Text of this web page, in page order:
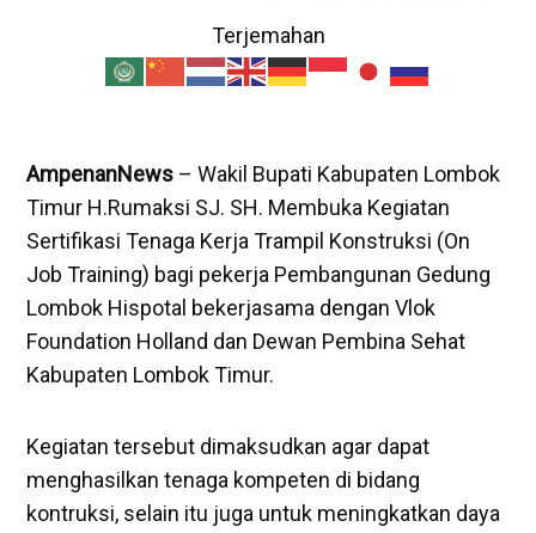
Terjemahan
AmpenanNews – Wakil Bupati Kabupaten Lombok
Timur H.Rumaksi SJ. SH. Membuka Kegiatan
Sertifikasi Tenaga Kerja Trampil Konstruksi (On
Job Training) bagi pekerja Pembangunan Gedung
Lombok Hispotal bekerjasama dengan Vlok
Foundation Holland dan Dewan Pembina Sehat
Kabupaten Lombok Timur.
Kegiatan tersebut dimaksudkan agar dapat
menghasilkan tenaga kompeten di bidang
kontruksi, selain itu juga untuk meningkatkan daya